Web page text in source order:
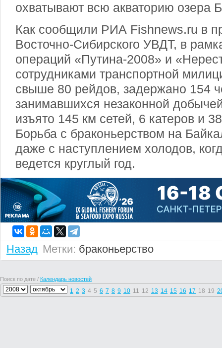
охватывают всю акваторию озера
Как сообщили РИА Fishnews.ru в
Восточно-Сибирского УВДТ, в
операций «Путина-2008» и
сотрудниками транспортной
свыше 80 рейдов, задержано 154
занимавшихся незаконной
изъято 145 км сетей, 6 катеров и
Борьба с браконьерством на
даже с наступлением холодов,
ведется круглый год.
Назад Метки: браконьерство
Поиск по дате / Календарь новостей
1 2 3 4 5 6 7 8 9 10 11 12 13 14 15 16 17 18 19